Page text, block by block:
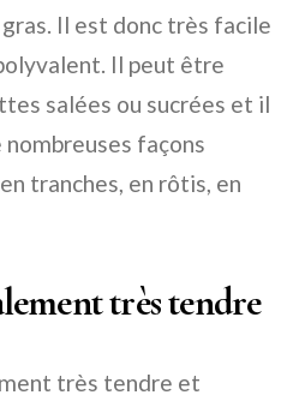
Il est donc très facile
Il peut être
salées ou sucrées et il
façons
tranches, en rôtis, en
très tendre
très tendre et